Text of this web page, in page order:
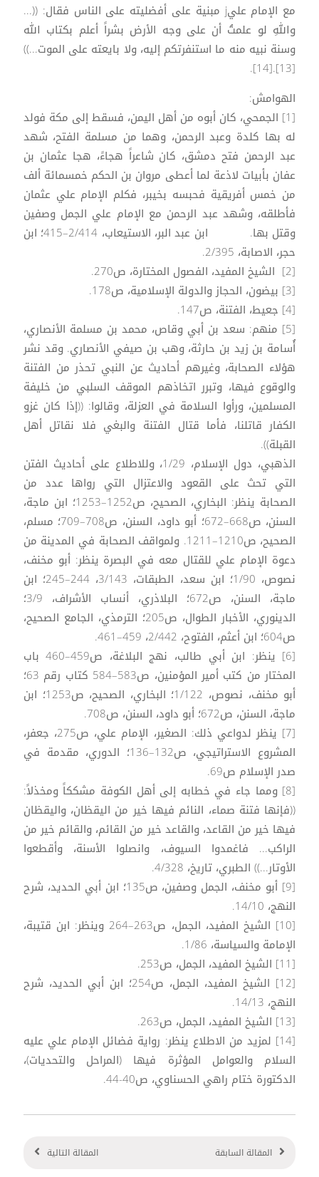
مع الإمام عليj مبنية على أفضليته على الناس فقال: ((...
واللهِ لو علمتُ أن على وجه الأرض بشراً أعلم بكتاب الله
وسنة نبيه منه ما استنفرتكم إليه، ولا بايعته على الموت...))
[13].[14].
الهوامش:
[1] الجمحي، كان أبوه من أهل اليمن، فسقط إلى مكة فولد
له بها كلدة وعبد الرحمن، وهما من مسلمة الفتح، شهد
عبد الرحمن فتح دمشق، كان شاعراً هجاءً، هجا عثمان بن
عفان بأبيات لاذعة لما أعطى مروان بن الحكم خمسمائة ألف
من خمس أفريقية فحبسه بخيبر، فكلم الإمام علي عثمان
فأطلقه، وشهد عبد الرحمن مع الإمام علي الجمل وصفين
وقتل بها. ابن عبد البر، الاستيعاب، 2/414–415؛ ابن
حجر، الاصابة، 2/395.
[2] الشيخ المفيد، الفصول المختارة، ص270.
[3] بيضون، الحجاز والدولة الإسلامية، ص178.
[4] جعيط، الفتنة، ص147.
[5] منهم: سعد بن أبي وقاص، محمد بن مسلمة الأنصاري،
أُسامة بن زيد بن حارثة، وهب بن صيفي الأنصاري. وقد نشر
هؤلاء الصحابة، وغيرهم أحاديث عن النبي تحذر من الفتنة
والوقوع فيها، وتبرر اتخاذهم الموقف السلبي من خليفة
المسلمين، ورأوا السلامة في العزلة، وقالوا: ((إذا كان غزو
الكفار قاتلنا، فأما قتال الفتنة والبغي فلا نقاتل أهل
القبلة)).
الذهبي، دول الإسلام، 1/29، وللاطلاع على أحاديث الفتن
التي تحث على القعود والاعتزال التي رواها عدد من
الصحابة ينظر: البخاري، الصحيح، ص1252–1253؛ ابن ماجة،
السنن، ص668–672؛ أبو داود، السنن، ص708–709؛ مسلم،
الصحيح، ص1210–1211. ولمواقف الصحابة في المدينة من
دعوة الإمام علي للقتال معه في البصرة ينظر: أبو مخنف،
نصوص، 1/90؛ ابن سعد، الطبقات، 3/143، 244–245؛ ابن
ماجة، السنن، ص672؛ البلاذري، أنساب الأشراف، 3/9؛
الدينوري، الأخبار الطوال، ص205؛ الترمذي، الجامع الصحيح،
ص604؛ ابن أعثم، الفتوح، 2/442، 459–461.
[6] ينظر: ابن أبي طالب، نهج البلاغة، ص459–460 باب
المختار من كتب أمير المؤمنين، ص583–584 كتاب رقم 63؛
أبو مخنف، نصوص، 1/122؛ البخاري، الصحيح، ص1253؛ ابن
ماجة، السنن، ص672؛ أبو داود، السنن، ص708.
[7] ينظر لدواعي ذلك: الصغير، الإمام علي، ص275، جعفر،
المشروع الاستراتيجي، ص132–136؛ الدوري، مقدمة في
صدر الإسلام ص69.
[8] ومما جاء في خطابه إلى أهل الكوفة مشككاً ومخذلاً:
((فإنها فتنة صماء، النائم فيها خير من اليقظان، واليقظان
فيها خير من القاعد، والقاعد خير من القائم، والقائم خير من
الراكب... فاغمدوا السيوف، وانصلوا الأسنة، وأقطعوا
الأوتار...)) الطبري، تاريخ، 4/328.
[9] أبو مخنف، الجمل وصفين، ص135؛ ابن أبي الحديد، شرح
النهج، 14/10.
[10] الشيخ المفيد، الجمل، ص263–264 وينظر: ابن قتيبة،
الإمامة والسياسة، 1/86.
[11] الشيخ المفيد، الجمل، ص253.
[12] الشيخ المفيد، الجمل، ص254؛ ابن أبي الحديد، شرح
النهج، 14/13.
[13] الشيخ المفيد، الجمل، ص263.
[14] لمزيد من الاطلاع ينظر: رواية فضائل الإمام علي عليه
السلام والعوامل المؤثرة فيها (المراحل والتحديات)،
الدكتورة ختام راهي الحسناوي، ص40-44.
المقالة السابقة المقالة التالية